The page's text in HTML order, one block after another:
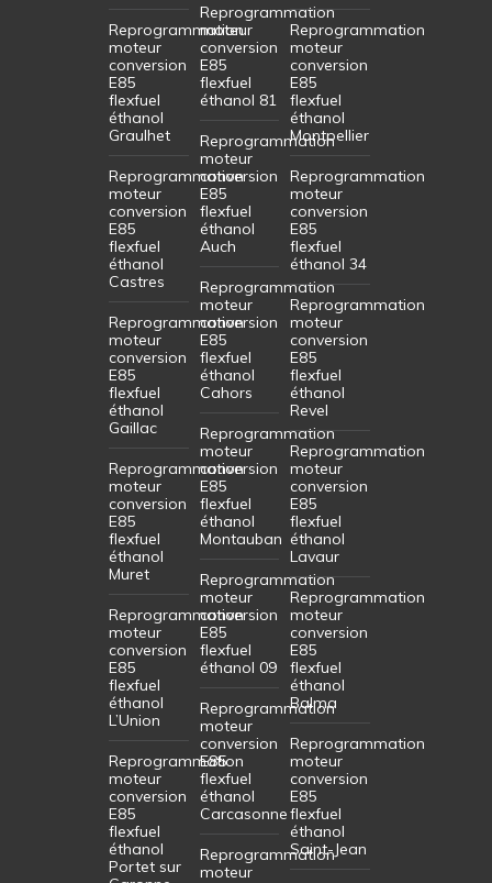
Reprogrammation
moteur
conversion
E85
flexfuel
éthanol
Graulhet
Reprogrammation
moteur
conversion
E85
flexfuel
éthanol
Castres
Reprogrammation
moteur
conversion
E85
flexfuel
éthanol
Gaillac
Reprogrammation
moteur
conversion
E85
flexfuel
éthanol
Muret
Reprogrammation
moteur
conversion
E85
flexfuel
éthanol
L’Union
Reprogrammation
moteur
conversion
E85
flexfuel
éthanol
Portet sur
Reprogrammation
moteur
conversion
E85
flexfuel
éthanol 81
Reprogrammation
moteur
conversion
E85
flexfuel
éthanol
Auch
Reprogrammation
moteur
conversion
E85
flexfuel
éthanol
Cahors
Reprogrammation
moteur
conversion
E85
flexfuel
éthanol
Montauban
Reprogrammation
moteur
conversion
E85
flexfuel
éthanol 09
Reprogrammation
moteur
conversion
E85
flexfuel
éthanol
Carcasonne
Reprogrammation
moteur
Reprogrammation
moteur
conversion
E85
flexfuel
éthanol
Montpellier
Reprogrammation
moteur
conversion
E85
flexfuel
éthanol 34
Reprogrammation
moteur
conversion
E85
flexfuel
éthanol
Revel
Reprogrammation
moteur
conversion
E85
flexfuel
éthanol
Lavaur
Reprogrammation
moteur
conversion
E85
flexfuel
éthanol
Balma
Reprogrammation
moteur
conversion
E85
flexfuel
éthanol
Saint-Jean